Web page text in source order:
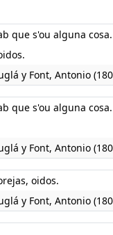
que s'ou alguna cosa.
y Font, Antonio
que s'ou alguna cosa.
y Font, Antonio
oidos.
y Font, Antonio